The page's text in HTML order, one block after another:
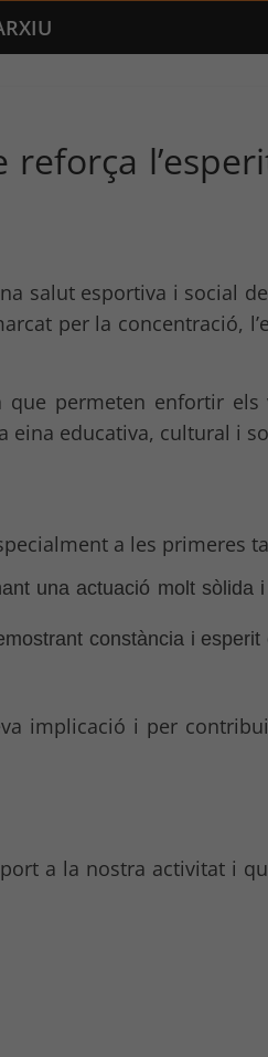
salut esportiva i social
per la concentració,
permeten enfortir els
eina educativa, cultural i
a les primeres
una actuació molt sòlida
constància i esperit
implicació i per
a la nostra activitat i